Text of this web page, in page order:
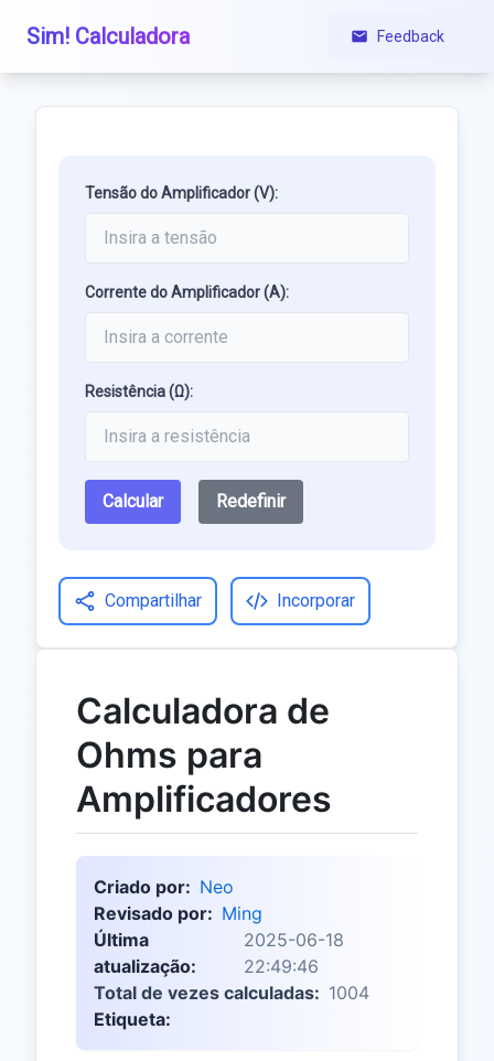
Sim! Calculadora Feedback
Tensão do Amplificador (V):
Corrente do Amplificador (A):
Resistência (Ω):
Calcular Redefinir
Compartilhar Incorporar
Calculadora de
Ohms para
Amplificadores
Criado por: Neo
Revisado por: Ming
Última
atualização:
2025-06-18
22:49:46
Total de vezes calculadas: 1004
Etiqueta: